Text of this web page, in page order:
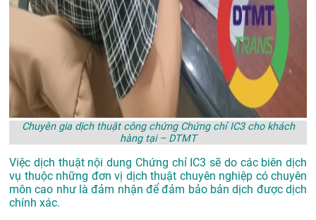
Chuyên gia dịch thuật công chứng Chứng chỉ IC3 cho khách
hàng tại – DTMT
Việc dịch thuật nội dung Chứng chỉ IC3 sẽ do các biên dịch
vụ thuộc những đơn vị dịch thuật chuyên nghiệp có chuyên
môn cao như là đảm nhận để đảm bảo bản dịch được dịch
chính xác.